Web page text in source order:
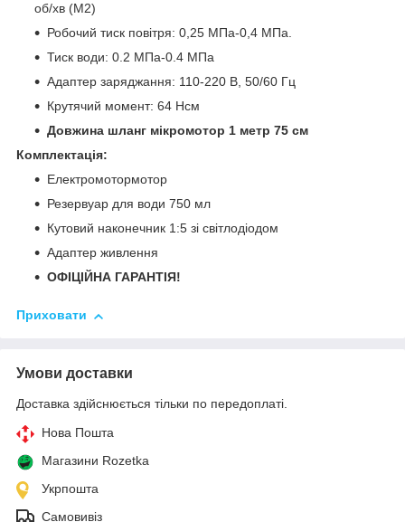
об/хв (M2)
Робочий тиск повітря: 0,25 МПа-0,4 МПа.
Тиск води: 0.2 МПа-0.4 МПа
Адаптер заряджання: 110-220 В, 50/60 Гц
Крутячий момент: 64 Нсм
Довжина шланг мікромотор 1 метр 75 см
Комплектація:
Електромотормотор
Резервуар для води 750 мл
Кутовий наконечник 1:5 зі світлодіодом
Адаптер живлення
ОФІЦІЙНА ГАРАНТІЯ!
Приховати
Умови доставки
Доставка здійснюється тільки по передоплаті.
Нова Пошта
Магазини Rozetka
Укрпошта
Самовивіз